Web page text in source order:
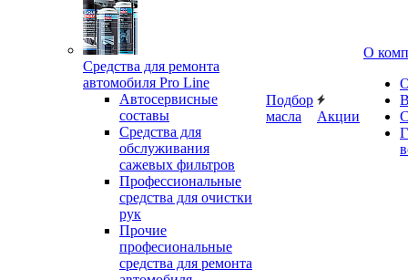
Средства для ремонта
автомобиля Pro Line
Автосервисные
составы
Средства для
обслуживания
сажевых фильтров
Профессиональные
средства для очистки
рук
Прочие
професиональные
средства для ремонта
Подбор
масла
Акции
О